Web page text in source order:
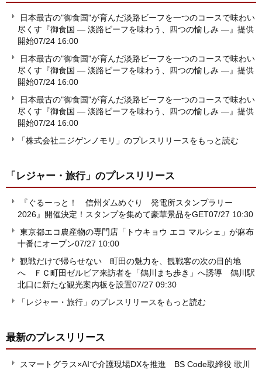
日本最古の"御食国"が育んだ淡路ビーフを一つのコースで味わい
尽くす『御食国 ― 淡路ビーフを味わう、四つの愉しみ ―』提供
開始07/24 16:00
日本最古の"御食国"が育んだ淡路ビーフを一つのコースで味わい
尽くす『御食国 ― 淡路ビーフを味わう、四つの愉しみ ―』提供
開始07/24 16:00
日本最古の"御食国"が育んだ淡路ビーフを一つのコースで味わい
尽くす『御食国 ― 淡路ビーフを味わう、四つの愉しみ ―』提供
開始07/24 16:00
「株式会社ニジゲンノモリ」のプレスリリースをもっと読む
「レジャー・旅行」 のプレスリリース
『ぐるーっと！ 信州ダムめぐり 発電所スタンプラリー
2026』開催決定！スタンプを集めて豪華景品をGET07/27 10:30
東京都エコ農産物の専門店「トウキョウ エコ マルシェ」が麻布
十番にオープン07/27 10:00
観戦だけで帰らせない 町田の魅力を、観戦客の次の目的地
へ ＦＣ町田ゼルビア来訪者を「鶴川まち歩き」へ誘導 鶴川駅
北口に新たな観光案内板を設置07/27 09:30
「レジャー・旅行」のプレスリリースをもっと読む
最新のプレスリリース
スマートグラス×AIで介護現場DXを推進 BS Code取締役 歌川